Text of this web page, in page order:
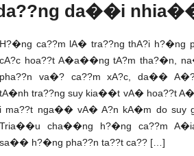
da��i
H?�ng ca??m lA� tra??ng thA?i
cA?c hoa??t A�a��ng tA?m tha?�n,
pha??n va�? ca??m xA?c, da��
tA�nh tra??ng suy kia��t vA� hoa??t
i ma??t nga�� vA� A?n kA�m do suy
Tria��u cha��ng h?�ng ca??m
sa�� h?�ng pha??n ta??t ca?? […]